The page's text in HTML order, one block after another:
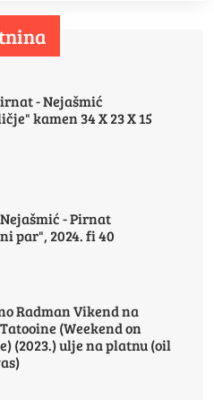
- Nejašmić
kamen 34 X 23 X 15
- Pirnat
par", 2024. fi 40
Radman Vikend na
(Weekend on
(2023.) ulje na platnu (oil